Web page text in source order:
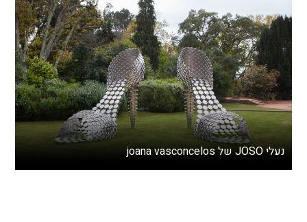
נעלי JOSO של joana vasconcelos